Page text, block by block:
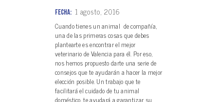
Fecha: 1 agosto, 2016
Cuando tienes un animal de compañía,
una de las primeras cosas que debes
plantearte es encontrar el mejor
veterinario de Valencia para él. Por eso,
nos hemos propuesto darte una serie de
consejos que te ayudarán a hacer la mejor
elección posible. Un trabajo que te
facilitará el cuidado de tu animal
doméstico, te ayudará a garantizar su